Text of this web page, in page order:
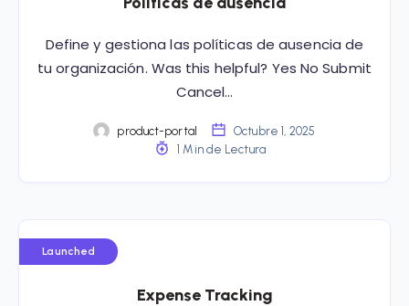
Define y gestiona las políticas de ausencia de
tu organización. Was this helpful? Yes No Submit
Cancel…
product-portal
Octubre 1, 2025
1 Min de Lectura
Launched
Expense Tracking